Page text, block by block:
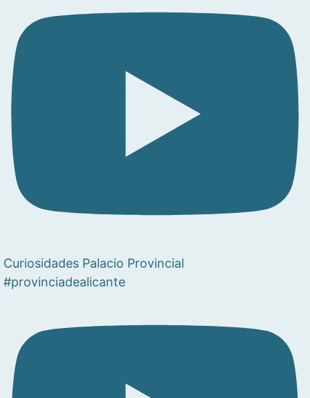
Curiosidades Palacio Provincial
#provinciadealicante